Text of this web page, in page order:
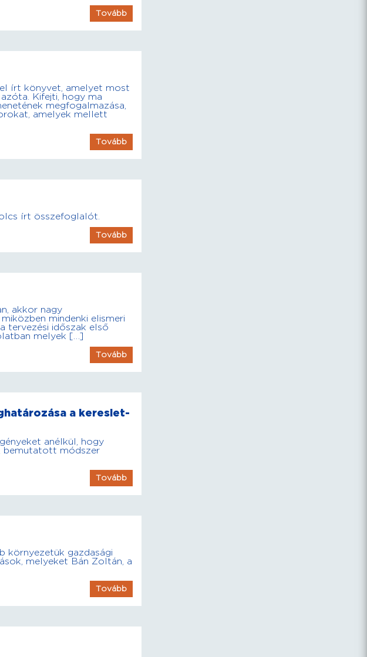
Tovább
írt könyvet, amelyet most
Kifejti, hogy ma
megfogalmazása,
amelyek mellett
Tovább
írt összefoglalót.
Tovább
akkor nagy
mindenki elismeri
tervezési időszak első
melyek […]
Tovább
a kereslet-
anélkül, hogy
bemutatott módszer
Tovább
környezetük gazdasági
melyeket Bán Zoltán, a
Tovább